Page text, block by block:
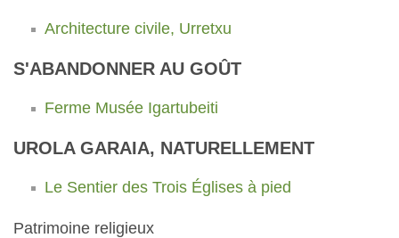
Architecture civile, Urretxu
S'ABANDONNER AU GOÛT
Ferme Musée Igartubeiti
UROLA GARAIA, NATURELLEMENT
Le Sentier des Trois Églises à pied
Patrimoine religieux